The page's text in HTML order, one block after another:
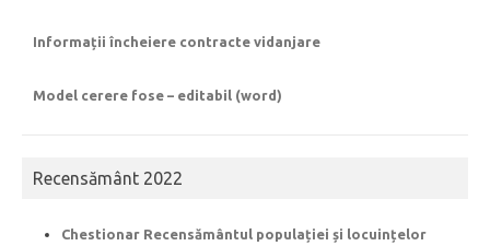
Informații încheiere contracte vidanjare
Model cerere fose – editabil (word)
Recensământ 2022
Chestionar Recensământul populației și locuințelor